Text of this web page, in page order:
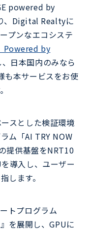
powered by
、Digital Realtyに
プンなエコシステ
Powered by
日本国内のみなら
本サービスをお使
スとした検証環境
ム「AI TRY NOW
提供基盤をNRT10
導入し、ユーザー
します。
トプログラム
を展開し、GPUに